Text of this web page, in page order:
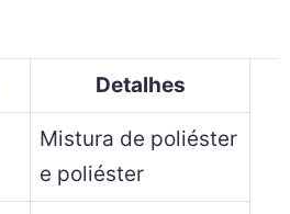
Detalhes
Mistura de poliéster
e poliéster